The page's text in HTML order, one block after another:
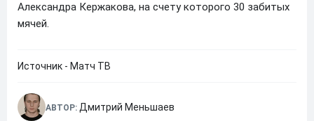
Александра Кержакова, на счету которого 30 забитых
мячей.
Источник - Матч ТВ
АВТОР: Дмитрий Меньшаев